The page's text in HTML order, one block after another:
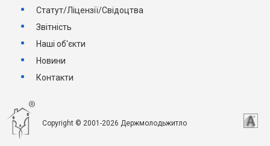
Статут/Ліцензії/Свідоцтва
Звітність
Наші об'єкти
Новини
Контакти
Copyright © 2001-2026 Держмолодьжитло